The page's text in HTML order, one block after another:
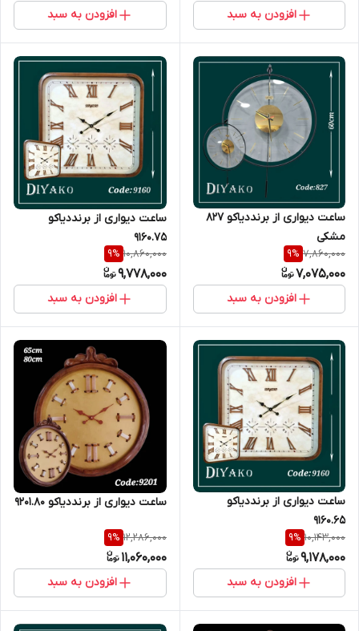
افزودن به سبد افزودن به سبد
ساعت دیواری از برنددیاکو 827
مشکی
7,860,000
9%
7,075,000
افزودن به سبد
ساعت دیواری از برنددیاکو
9160.75
10,860,000
9%
9,778,000
افزودن به سبد
ساعت دیواری از برنددیاکو
9160.65
10,143,000
9%
9,178,000
افزودن به سبد
ساعت دیواری از برنددیاکو 9201.80
12,286,000
9%
11,060,000
افزودن به سبد